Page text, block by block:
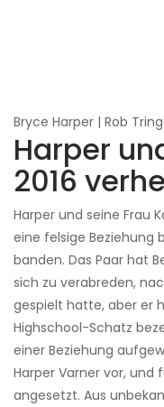
Bryce Harper | Rob
Harper
2016
Harper und seine Frau
eine felsige Beziehung
banden. Das Paar hat
sich zu verabreden,
gespielt hatte, aber er
Highschool-Schatz
einer Beziehung
Harper Varner vor, und
angesetzt. Aus